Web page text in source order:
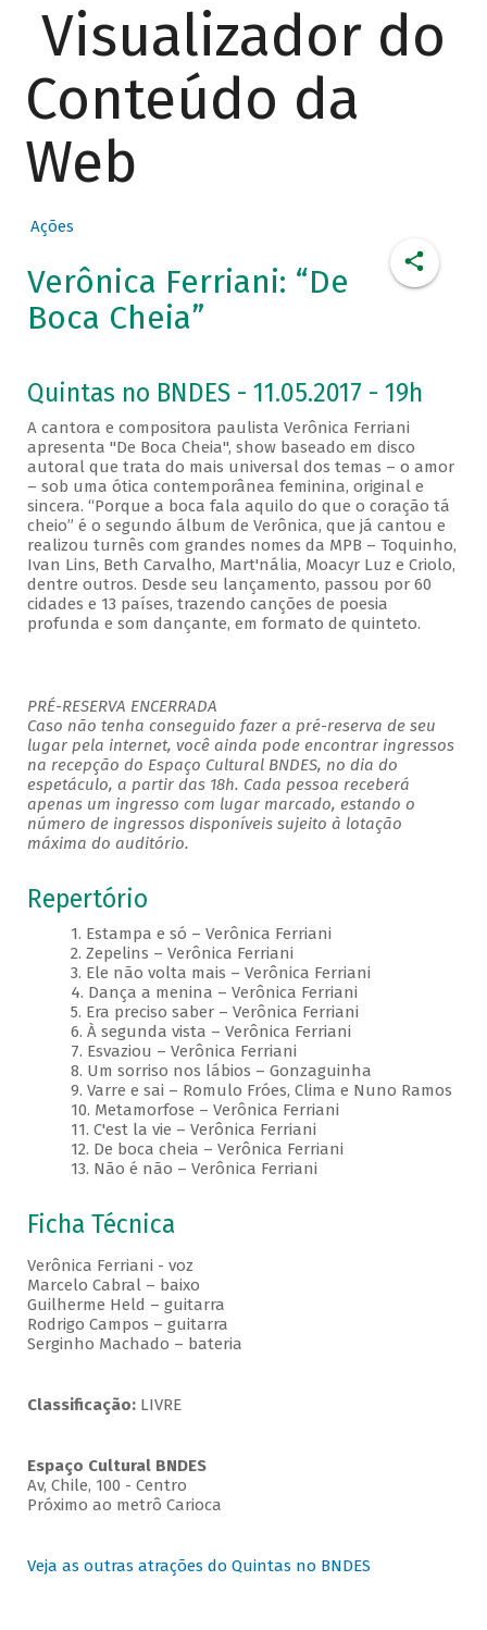
Visualizador do
Conteúdo da
Web
Ações
Verônica Ferriani: “De
Boca Cheia”
Quintas no BNDES - 11.05.2017 - 19h
A cantora e compositora paulista Verônica Ferriani
apresenta "De Boca Cheia", show baseado em disco
autoral que trata do mais universal dos temas – o amor
– sob uma ótica contemporânea feminina, original e
sincera. “Porque a boca fala aquilo do que o coração tá
cheio” é o segundo álbum de Verônica, que já cantou e
realizou turnês com grandes nomes da MPB – Toquinho,
Ivan Lins, Beth Carvalho, Mart'nália, Moacyr Luz e Criolo,
dentre outros. Desde seu lançamento, passou por 60
cidades e 13 países, trazendo canções de poesia
profunda e som dançante, em formato de quinteto.
PRÉ-RESERVA ENCERRADA
Caso não tenha conseguido fazer a pré-reserva de seu
lugar pela internet, você ainda pode encontrar ingressos
na recepção do Espaço Cultural BNDES, no dia do
espetáculo, a partir das 18h. Cada pessoa receberá
apenas um ingresso com lugar marcado, estando o
número de ingressos disponíveis sujeito à lotação
máxima do auditório.
Repertório
1. Estampa e só – Verônica Ferriani
2. Zepelins – Verônica Ferriani
3. Ele não volta mais – Verônica Ferriani
4. Dança a menina – Verônica Ferriani
5. Era preciso saber – Verônica Ferriani
6. À segunda vista – Verônica Ferriani
7. Esvaziou – Verônica Ferriani
8. Um sorriso nos lábios – Gonzaguinha
9. Varre e sai – Romulo Fróes, Clima e Nuno Ramos
10. Metamorfose – Verônica Ferriani
11. C'est la vie – Verônica Ferriani
12. De boca cheia – Verônica Ferriani
13. Não é não – Verônica Ferriani
Ficha Técnica
Verônica Ferriani - voz
Marcelo Cabral – baixo
Guilherme Held – guitarra
Rodrigo Campos – guitarra
Serginho Machado – bateria
Classificação: LIVRE
Espaço Cultural BNDES
Av, Chile, 100 - Centro
Próximo ao metrô Carioca
Veja as outras atrações do Quintas no BNDES